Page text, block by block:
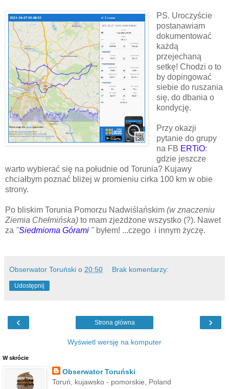
PS. Uroczyście
postanawiam
dokumentować
każdą
przejechaną
setkę! Chodzi o to
by dopingować
siebie do ruszania
się, do dbania o
kondycję.
Przy okazji
pytanie do grupy
na FB ERTiO:
gdzie jeszcze
warto wybierać się na południe od Torunia? Kujawy
chciałbym poznać bliżej w promieniu cirka 100 km w obie
strony.
Po bliskim Torunia Pomorzu Nadwiślańskim (w znaczeniu
Ziemia Chełmińska) to mam zjeżdżone wszystko (?). Nawet
za "Siedmioma Górami "byłem! ...czego i innym życzę.
Obserwator Toruński o 20:50 Brak komentarzy:
Udostępnij
‹ ›
Strona główna
Wyświetl wersję na komputer
W skrócie
Obserwator Toruński
Toruń, kujawsko - pomorskie, Poland